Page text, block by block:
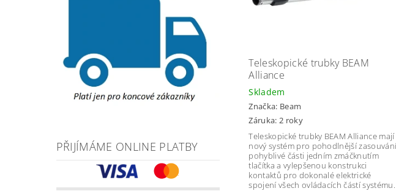
PŘIJÍMÁME ONLINE PLATBY
Teleskopické trubky BEAM
Alliance
Skladem
Značka: Beam
Záruka: 2 roky
Teleskopické trubky BEAM Alliance mají
nový systém pro pohodlnější zasouvání
pohyblivé části jedním zmáčknutím
tlačítka a vylepšenou konstrukci
kontaktů pro dokonalé elektrické
spojení všech ovládacích částí systému.